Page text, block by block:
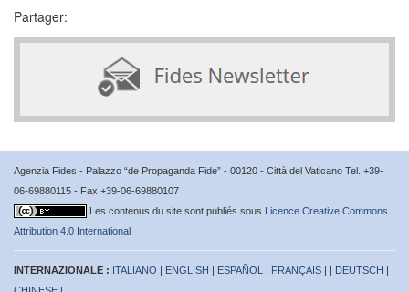
Partager:
Agenzia Fides - Palazzo “de Propaganda Fide” - 00120 - Città del Vaticano Tel. +39-
06-69880115 - Fax +39-06-69880107
Les contenus du site sont publiés sous Licence Creative Commons
Attribution 4.0 International
INTERNAZIONALE : ITALIANO | ENGLISH | ESPAÑOL | FRANÇAIS | | DEUTSCH |